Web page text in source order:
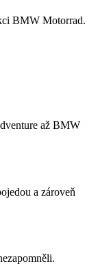
BMW Motorrad.
až BMW
a zároveň